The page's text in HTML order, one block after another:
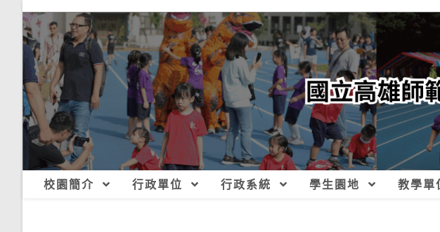
校園簡介 行政單位 行政系統 學生園地 教學單